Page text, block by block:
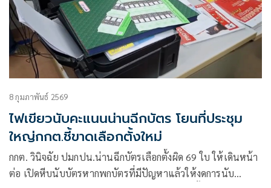
8 กุมภาพันธ์ 2569
ไฟเขียวนับคะแนนน่านฉีกบัตร โยนที่ประชุม
ใหญ่กกต.ชี้ขาดเลือกตั้งใหม่
กกต. วินิจฉัย ปมกปน.น่านฉีกบัตรเลือกตั้งผิด 69 ใบ ให้เดินหน้า
ต่อ เปิดหีบนับบัตรหากพกบัตรที่มีปัญหาแล้วให้งดการนับ